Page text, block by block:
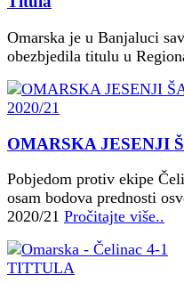
Omarska je u Banjaluci
obezbjedila titulu u
OMARSKA JESENJI
Pobjedom protiv ekipe
osam bodova prednosti
2020/21 Pročitajte više..